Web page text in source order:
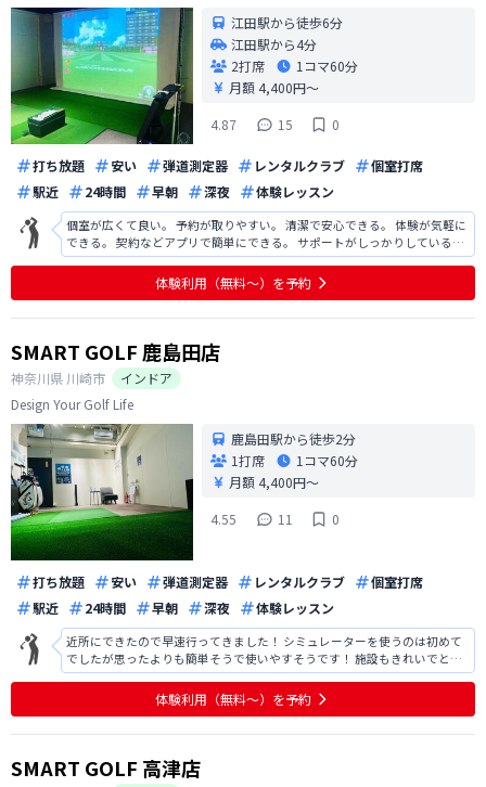
江田駅から徒歩6分
江田駅から4分
2打席
1コマ60分
月額 4,400円〜
4.87
15 0
打ち放題 安い 弾道測定器 レンタルクラブ
個室打席
駅近
24時間 早朝 深夜 体験レッスン
個室が広くて良い。 予約が取りやすい。 清潔で安心できる。 体験が気軽に
できる。 契約などアプリで簡単にできる。 サポートがしっかりしている。
ボール集めが手動で大変。 ティーの差し替えが大変。
体験利用（無料〜）を予約
SMART GOLF 鹿島田店
神奈川県 川崎市
インドア
Design Your Golf Life
鹿島田駅から徒歩2分
1打席
1コマ60分
月額 4,400円〜
4.55
11 0
打ち放題 安い 弾道測定器 レンタルクラブ
個室打席
駅近
24時間 早朝 深夜 体験レッスン
近所にできたので早速行ってきました！ シミュレーターを使うのは初めて
でしたが思ったよりも簡単そうで使いやすそうです！ 施設もきれいでとて
も快適です
体験利用（無料〜）を予約
SMART GOLF 高津店